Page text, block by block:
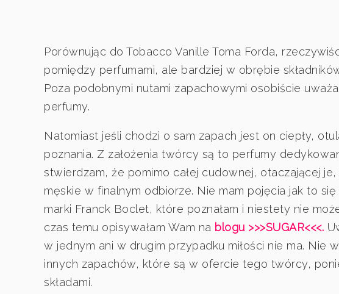
Porównując do Tobacco Vanille Toma Forda,
pomiędzy perfumami, ale bardziej w obrębie
Poza podobnymi nutami zapachowymi osobiście
perfumy.
Natomiast jeśli chodzi o sam zapach jest on ciepły,
poznania. Z założenia twórcy są to perfumy
stwierdzam, że pomimo całej cudownej, otaczającej
męskie w finalnym odbiorze. Nie mam pojęcia jak to
marki Franck Boclet, które poznałam i niestety nie
czas temu opisywałam Wam na blogu >>>SUGAR<<<.
w jednym ani w drugim przypadku miłości nie ma. Nie
innych zapachów, które są w ofercie tego twórcy,
składami.